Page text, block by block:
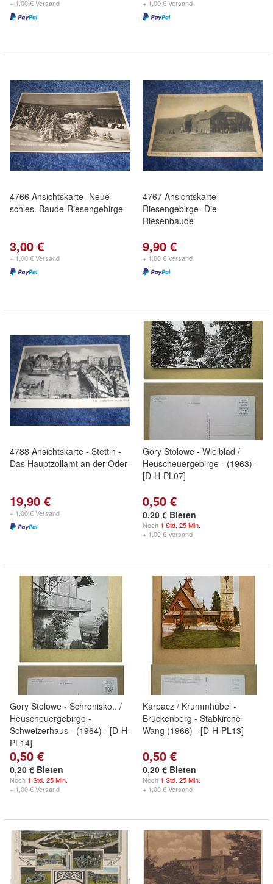
+ 1,00 € Versand + 1,00 € Versand
4766 Ansichtskarte -Neue
schles. Baude-Riesengebirge
3,00 €
+ 1,00 € Versand
4767 Ansichtskarte
Riesengebirge- Die
Riesenbaude
9,90 €
+ 1,00 € Versand
4788 Ansichtskarte - Stettin -
Das Hauptzollamt an der Oder
19,90 €
+ 1,00 € Versand
Gory Stolowe - Wielblad /
Heuscheuergebirge - (1963) -
[D-H-PL07]
0,50 €
0,20 € Bieten
Noch 1 Std. 25 Min.
+ 1,00 € Versand
Gory Stolowe - Schronisko.. /
Heuscheuergebirge -
Schweizerhaus - (1964) - [D-H-
PL14]
0,50 €
0,20 € Bieten
Noch 1 Std. 25 Min.
+ 1,00 € Versand
Karpacz / Krummhübel -
Brückenberg - Stabkirche
Wang (1966) - [D-H-PL13]
0,50 €
0,20 € Bieten
Noch 1 Std. 25 Min.
+ 1,00 € Versand